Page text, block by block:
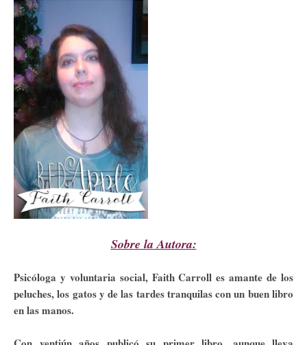
Sobre la Autora:
Psicóloga y voluntaria social, Faith Carroll es amante de los
peluches, los gatos y de las tardes tranquilas con un buen libro
en las manos.